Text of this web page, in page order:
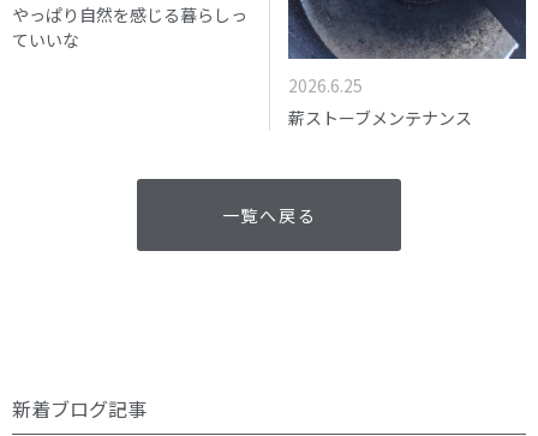
やっぱり自然を感じる暮らしっ
ていいな
2026.6.25
薪ストーブメンテナンス
一覧へ戻る
新着ブログ記事